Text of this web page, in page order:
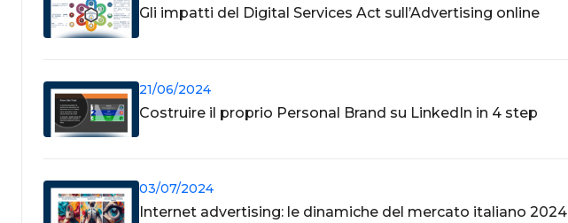
Gli impatti del Digital Services Act sull’Advertising online
21/06/2024
Costruire il proprio Personal Brand su LinkedIn in 4 step
03/07/2024
Internet advertising: le dinamiche del mercato italiano 2024